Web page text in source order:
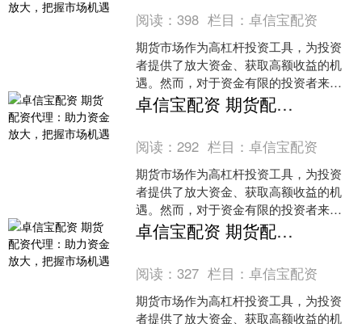
阅读：398 栏目：卓信宝配资
期货市场作为高杠杆投资工具，为投资
者提供了放大资金、获取高额收益的机
遇。然而，对于资金有限的投资者来
说，期货配资代理成为了实现资金放大
的有效途径。1. 杠杆风险：股票配资
卓信宝配资 期货配资代理：助力资金放大，把握市场机遇
阅读：292 栏目：卓信宝配资
期货市场作为高杠杆投资工具，为投资
者提供了放大资金、获取高额收益的机
遇。然而，对于资金有限的投资者来
说，期货配资代理成为了实现资金放大
的有效途径。1. 杠杆风险：股票配资
卓信宝配资 期货配资代理：助力资金放大，把握市场机遇
阅读：327 栏目：卓信宝配资
期货市场作为高杠杆投资工具，为投资
者提供了放大资金、获取高额收益的机